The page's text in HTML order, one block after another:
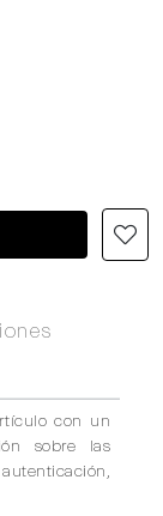
con un
sobre las